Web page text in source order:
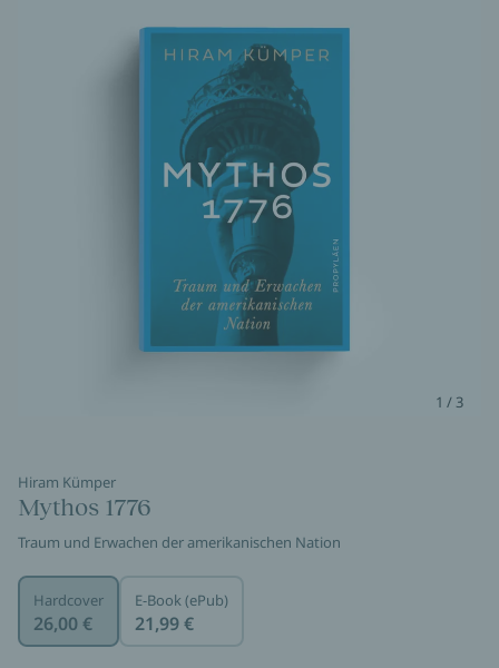
1 / 3
Hiram Kümper
Mythos 1776
Traum und Erwachen der amerikanischen Nation
Hardcover
26,00 €
E-Book (ePub)
21,99 €